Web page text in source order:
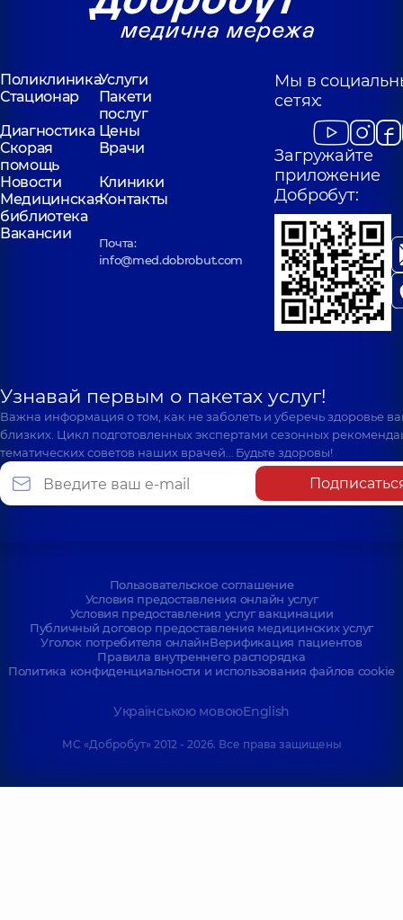
ПоликлиникаУслуги
Стационар
Пакети
послуг
Диагностика Цены
Скорая
помощь
Врачи
Новости
Клиники
Медицинская
библиотека
Контакты
Вакансии
Почта:
info@med.dobrobut.com
Мы в
сетях:
Загружайте
приложение
Добробут:
Узнавай первым о пакетах услуг!
Важна информация о том, как не заболеть и уберечь здоровье
близких. Цикл подготовленных экспертами сезонных
тематических советов наших врачей… Будьте здоровы!
Пользовательское соглашение
Условия предоставления онлайн услуг
Условия предоставления услуг вакцинации
Публичный договор предоставления медицинских услуг
Уголок потребителя онлайнВерификация пациентов
Правила внутреннего распорядка
Политика конфиденциальности и использования файлов cookie
Українською мовоюEnglish
МС «Добробут» 2012 - 2026. Все права защищены